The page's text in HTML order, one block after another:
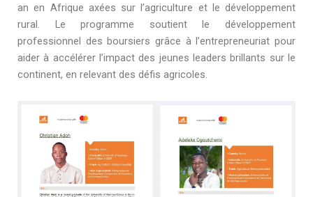
an en Afrique axées sur l’agriculture et le développement
rural. Le programme soutient le développement
professionnel des boursiers grâce à l’entrepreneuriat pour
aider à accélérer l’impact des jeunes leaders brillants sur le
continent, en relevant des défis agricoles.